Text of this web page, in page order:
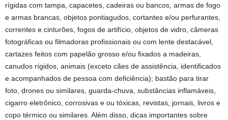
rígidas com tampa, capacetes, cadeiras ou bancos, armas de fogo
e armas brancas, objetos pontiagudos, cortantes e/ou perfurantes,
correntes e cinturões, fogos de artifício, objetos de vidro, câmeras
fotográficas ou filmadoras profissionais ou com lente destacável,
cartazes feitos com papelão grosso e/ou fixados a madeiras,
canudos rígidos, animais (exceto cães de assistência, identificados
e acompanhados de pessoa com deficiência); bastão para tirar
foto, drones ou similares, guarda-chuva, substâncias inflamáveis,
cigarro eletrônico, corrosivas e ou tóxicas, revistas, jornais, livros e
copo térmico ou similares. Além disso, dicas importantes sobre